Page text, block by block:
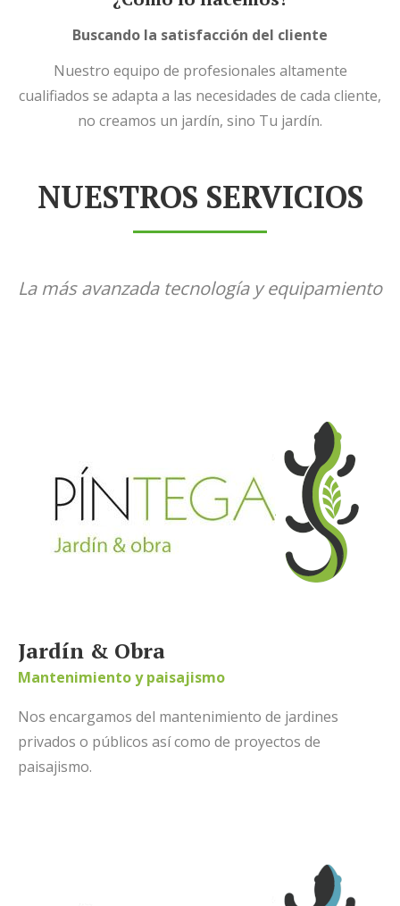
Buscando la satisfacción del cliente
Nuestro equipo de profesionales altamente
cualifiados se adapta a las necesidades de cada cliente,
no creamos un jardín, sino Tu jardín.
NUESTROS SERVICIOS
La más avanzada tecnología y equipamiento
Jardín & Obra
Mantenimiento y paisajismo
Nos encargamos del mantenimiento de jardines
privados o públicos así como de proyectos de
paisajismo.